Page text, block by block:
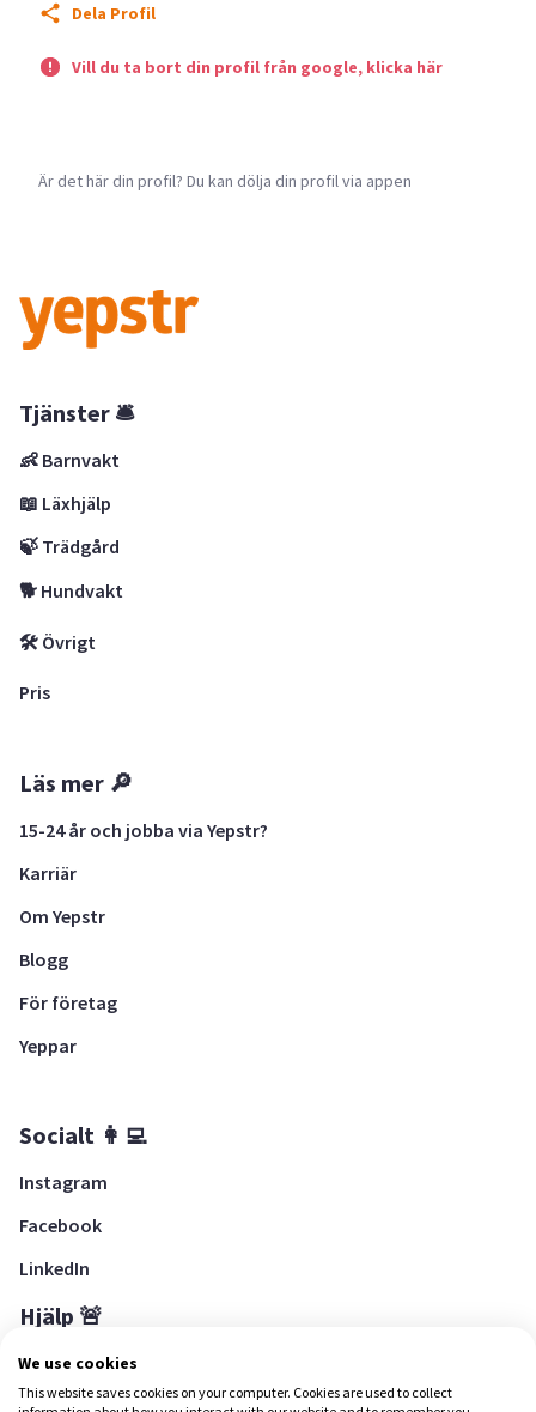
Dela Profil
Vill du ta bort din profil från google, klicka här
Är det här din profil? Du kan dölja din profil via appen
Tjänster 🛎
👶 Barnvakt
📖 Läxhjälp
🍃 Trädgård
🐕 Hundvakt
🛠 Övrigt
Pris
Läs mer 🔎
15-24 år och jobba via Yepstr?
Karriär
Om Yepstr
Blogg
För företag
Yeppar
Socialt 👩‍💻
Instagram
Facebook
LinkedIn
Hjälp 🚨
Hjälpcenter
We use cookies
This website saves cookies on your computer. Cookies are used to collect